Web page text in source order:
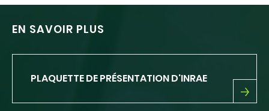
EN SAVOIR PLUS
PLAQUETTE DE PRÉSENTATION D'INRAE
PLAQUETTE